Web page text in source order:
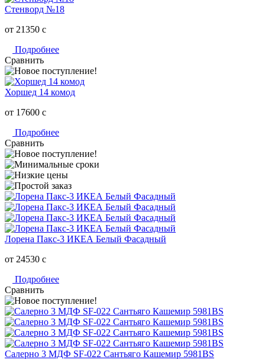
Стенворд №18
от 21350 c
Подробнее
Сравнить
Хоршед 14 комод
от 17600 c
Подробнее
Сравнить
Лорена Пакс-3 ИКЕА Белый Фасадный
от 24530 c
Подробнее
Сравнить
Салерно 3 МДФ SF-022 Сантьяго Кашемир 5981BS